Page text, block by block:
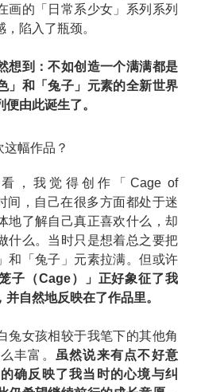
画的「日常系少女」系列系列
陷入了瓶颈。
想到：不如创造一个满满都是
」 和 「兔子 」元素的全新世界
由此诞生了。
幅作品？
，我觉得创作「Cage of
间，自己在很多方面都处于迷
地了解自己真正喜欢什么，却
什么。当时只是想着总之要把
和「兔子」元素拉满。但或许
子（Cage）」正好象征了我
，并自然地反映在了作品里。
兔女孩相较于我笔下的其他角
丰富。
虽然说来有点不好意
确反映了我当时的心境与纠